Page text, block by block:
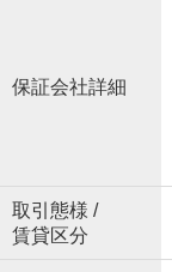
保証会社詳細
取引態様 /
賃貸区分